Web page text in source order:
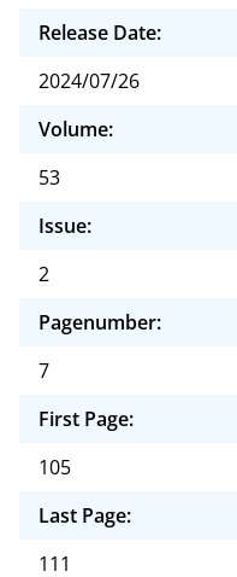
Release Date:
2024/07/26
Volume:
53
Issue:
2
Pagenumber:
7
First Page:
105
Last Page:
111